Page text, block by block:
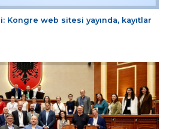
Kongre web sitesi yayında, kayıtlar